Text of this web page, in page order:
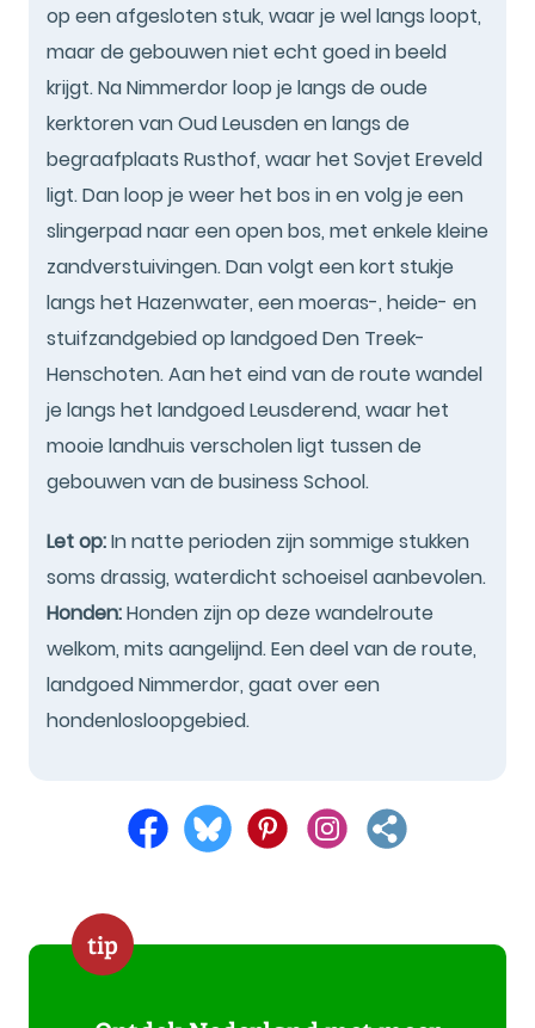
op een afgesloten stuk, waar je wel langs loopt,
maar de gebouwen niet echt goed in beeld
krijgt. Na Nimmerdor loop je langs de oude
kerktoren van Oud Leusden en langs de
begraafplaats Rusthof, waar het Sovjet Ereveld
ligt. Dan loop je weer het bos in en volg je een
slingerpad naar een open bos, met enkele kleine
zandverstuivingen. Dan volgt een kort stukje
langs het Hazenwater, een moeras-, heide- en
stuifzandgebied op landgoed Den Treek-
Henschoten. Aan het eind van de route wandel
je langs het landgoed Leusderend, waar het
mooie landhuis verscholen ligt tussen de
gebouwen van de business School.
Let op:In natte perioden zijn sommige stukken
soms drassig, waterdicht schoeisel aanbevolen.
Honden:Honden zijn op deze wandelroute
welkom, mits aangelijnd. Een deel van de route,
landgoed Nimmerdor, gaat over een
hondenlosloopgebied.
tip